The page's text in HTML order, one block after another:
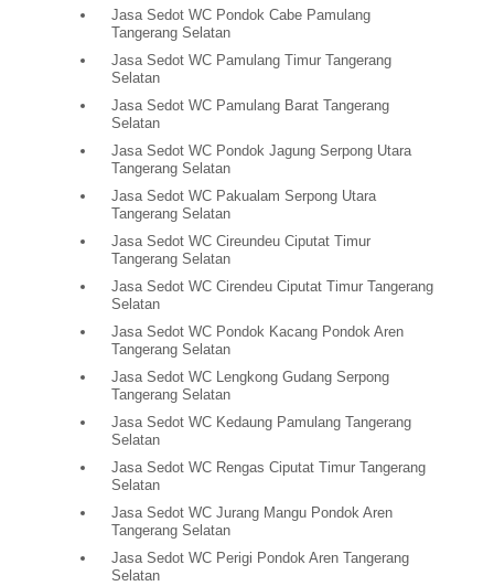
Jasa Sedot WC Pondok Cabe Pamulang
Tangerang Selatan
Jasa Sedot WC Pamulang Timur Tangerang
Selatan
Jasa Sedot WC Pamulang Barat Tangerang
Selatan
Jasa Sedot WC Pondok Jagung Serpong Utara
Tangerang Selatan
Jasa Sedot WC Pakualam Serpong Utara
Tangerang Selatan
Jasa Sedot WC Cireundeu Ciputat Timur
Tangerang Selatan
Jasa Sedot WC Cirendeu Ciputat Timur Tangerang
Selatan
Jasa Sedot WC Pondok Kacang Pondok Aren
Tangerang Selatan
Jasa Sedot WC Lengkong Gudang Serpong
Tangerang Selatan
Jasa Sedot WC Kedaung Pamulang Tangerang
Selatan
Jasa Sedot WC Rengas Ciputat Timur Tangerang
Selatan
Jasa Sedot WC Jurang Mangu Pondok Aren
Tangerang Selatan
Jasa Sedot WC Perigi Pondok Aren Tangerang
Selatan